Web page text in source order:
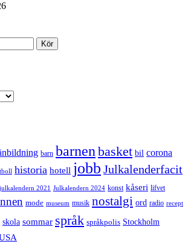
barn barnen basket bil corona
historia hotell jobb Julkalenderfacit
julkalendern 2021 Julkalendern 2024 konst kåseri lifvet
mode museum musik nostalgi ord radio recept
skola sommar språk språkpolis Stockholm